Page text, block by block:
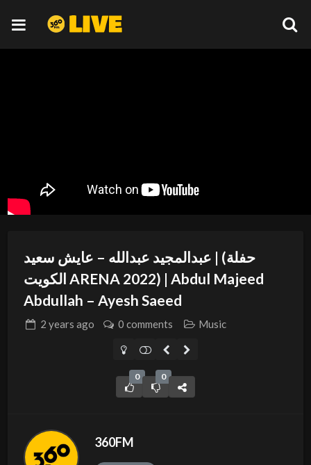
عبدالمجيد عبدالله – عايش سعيد | (حفلة
الكويت ARENA 2022) | Abdul Majeed
Abdullah – Ayesh Saeed
2 years ago 0 comments Music
0 0
360FM